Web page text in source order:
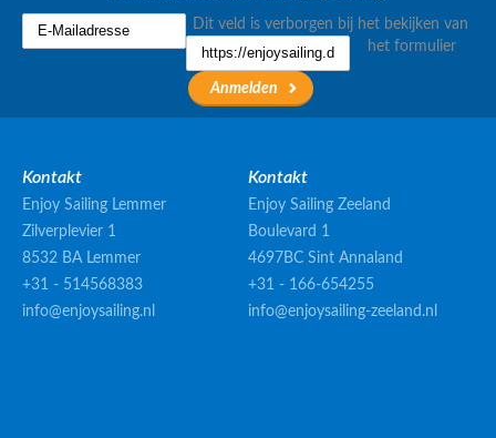
Dit veld is verborgen bij het bekijken van
het formulier
Kontakt
Enjoy Sailing Lemmer
Zilverplevier 1
8532 BA Lemmer
+31 - 514568383
info@enjoysailing.nl
Kontakt
Enjoy Sailing Zeeland
Boulevard 1
4697BC Sint Annaland
+31 - 166-654255
info@enjoysailing-zeeland.nl